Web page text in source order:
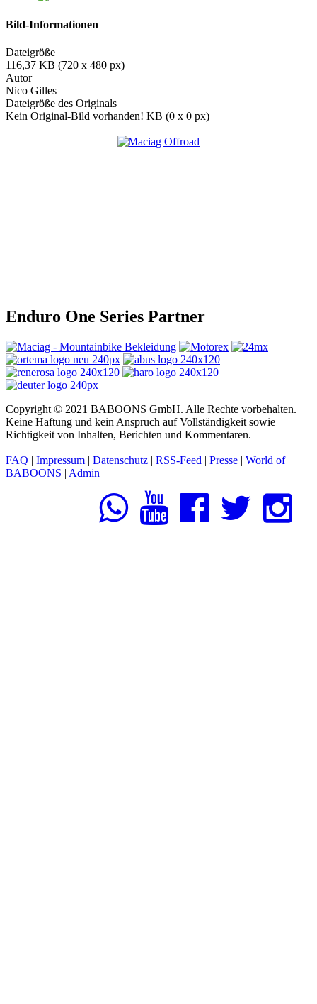
Bild-Informationen
Dateigröße
116,37 KB (720 x 480 px)
Autor
Nico Gilles
Dateigröße des Originals
Kein Original-Bild vorhanden! KB (0 x 0 px)
Enduro One Series Partner
Copyright © 2021 BABOONS GmbH. Alle Rechte vorbehalten.
Keine Haftung und kein Anspruch auf Vollständigkeit sowie
Richtigkeit von Inhalten, Berichten und Kommentaren.
FAQ | Impressum | Datenschutz | RSS-Feed | Presse | World of
BABOONS | Admin